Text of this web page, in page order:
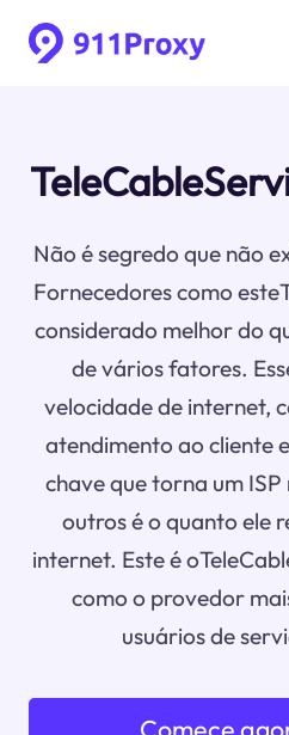
Não é segredo que não
Fornecedores como
considerado melhor do
de vários fatores.
velocidade de internet,
atendimento ao cliente
chave que torna um
outros é o quanto ele
internet. Este é
como o provedor
usuários de